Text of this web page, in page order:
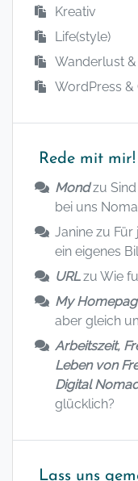
Kreativ
Life(style)
Wanderlust
WordPress &
Rede mit mir!
Mondzu
bei uns
Janine zu Für
ein eigenes
URLzu Wie
My
aber gleich
Arbeitszeit,
Leben von
Digital
glücklich?
Lass uns